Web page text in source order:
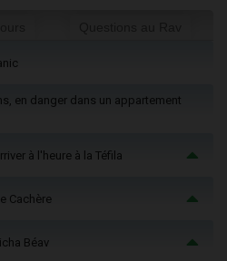
en danger dans un appartement
à l'heure à la Téfila
Cachère
Béav